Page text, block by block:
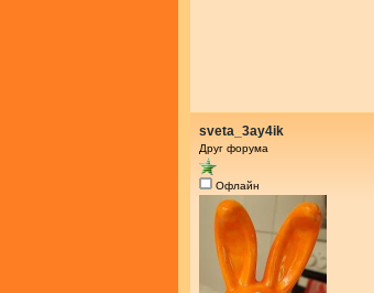
sveta_3ay4ik
Друг форума
Офлайн